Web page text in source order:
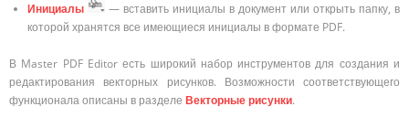
Инициалы
— вставить инициалы в документ или открыть папку, в
которой хранятся все имеющиеся инициалы в формате PDF.
В Master PDF Editor есть широкий набор инструментов для создания и
редактирования векторных рисунков. Возможности соответствующего
функционала описаны в разделе Векторные рисунки.